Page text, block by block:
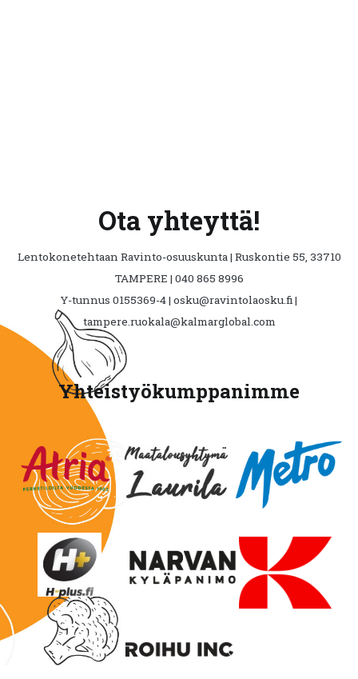
Ota yhteyttä!
Lentokonetehtaan Ravinto-osuuskunta | Ruskontie 55, 33710
TAMPERE | 040 865 8996
Y-tunnus 0155369-4 | osku@ravintolaosku.fi |
tampere.ruokala@kalmarglobal.com
Yhteistyökumppanimme